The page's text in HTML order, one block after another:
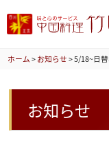
ホーム > お知らせ >5/18~日
お知らせ